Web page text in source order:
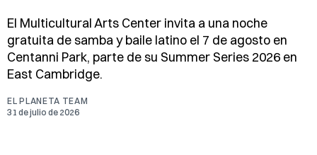
El Multicultural Arts Center invita a una noche
gratuita de samba y baile latino el 7 de agosto en
Centanni Park, parte de su Summer Series 2026 en
East Cambridge.
EL PLANETA TEAM
31 de julio de 2026